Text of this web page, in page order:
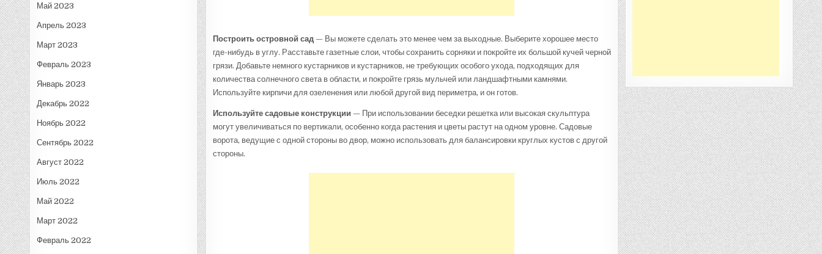
Май 2023
Апрель 2023
Март 2023
Февраль 2023
Январь 2023
Декабрь 2022
Ноябрь 2022
Сентябрь 2022
Август 2022
Июль 2022
Май 2022
Март 2022
Февраль 2022
Построить островной сад— Вы можете сделать это менее чем за выходные. Выберите хорошее место
где-нибудь в углу. Расставьте газетные слои, чтобы сохранить сорняки и покройте их большой кучей черной
грязи. Добавьте немного кустарников и кустарников, не требующих особого ухода, подходящих для
количества солнечного света в области, и покройте грязь мульчей или ландшафтными камнями.
Используйте кирпичи для озеленения или любой другой вид периметра, и он готов.
Используйте садовые конструкции — При использовании беседки решетка или высокая скульптура
могут увеличиваться по вертикали, особенно когда растения и цветы растут на одном уровне. Садовые
ворота, ведущие с одной стороны во двор, можно использовать для балансировки круглых кустов с другой
стороны.